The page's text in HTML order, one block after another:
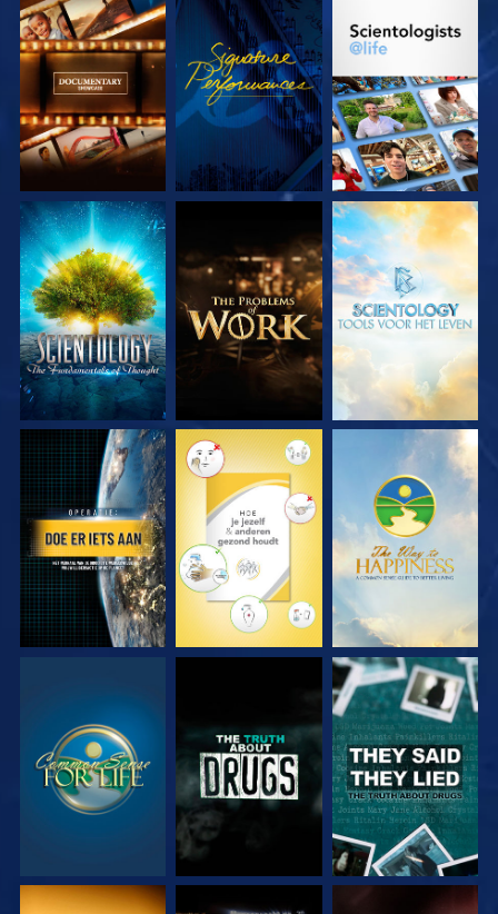
VERKEN DE SERIE KIJK VERKEN DE SERIE
VERKEN DE SERIE VERKEN DE SERIE VERKEN DE SERIE
KIJK KIJK KIJK
KIJK KIJK KIJK